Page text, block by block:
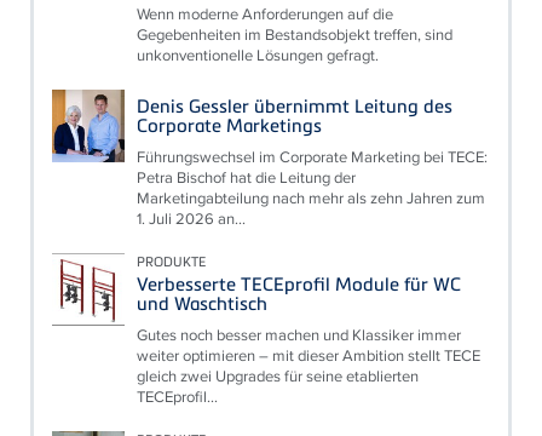
Wenn moderne Anforderungen auf die
Gegebenheiten im Bestandsobjekt treffen, sind
unkonventionelle Lösungen gefragt.
Denis Gessler übernimmt Leitung des
Corporate Marketings
Führungswechsel im Corporate Marketing bei TECE:
Petra Bischof hat die Leitung der
Marketingabteilung nach mehr als zehn Jahren zum
1. Juli 2026 an...
PRODUKTE
Verbesserte TECEprofil Module für WC
und Waschtisch
Gutes noch besser machen und Klassiker immer
weiter optimieren – mit dieser Ambition stellt TECE
gleich zwei Upgrades für seine etablierten
TECEprofil...